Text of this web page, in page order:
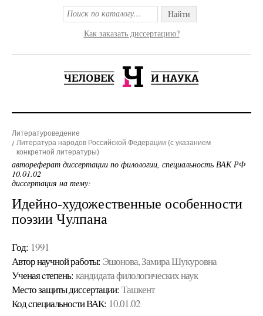
Найти
Как заказать диссертацию?
Литературоведение
Литература народов Российской Федерации (с указанием
конкретной литературы)
автореферат диссертации по филологии, специальность ВАК РФ
10.01.02
диссертация на тему:
Идейно-художественные особенности
поэзии Чулпана
Год: 1991
Автор научной работы: Эшонова, Замира Шукуровна
Ученая cтепень: кандидата филологических наук
Место защиты диссертации: Ташкент
Код cпециальности ВАК: 10.01.02